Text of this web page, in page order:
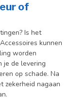
of
Is het
kunnen
worden
je de levering
op schade. Na
zekerheid nagaan